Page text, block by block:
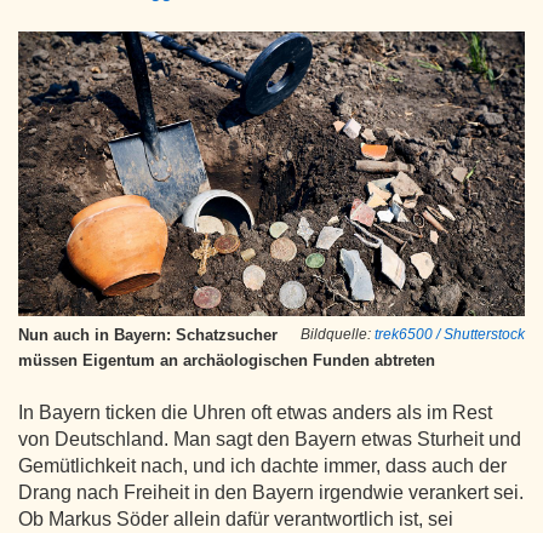
Bildquelle: trek6500 / Shutterstock
Nun auch in Bayern: Schatzsucher
müssen Eigentum an archäologischen Funden abtreten
In Bayern ticken die Uhren oft etwas anders als im Rest
von Deutschland. Man sagt den Bayern etwas Sturheit und
Gemütlichkeit nach, und ich dachte immer, dass auch der
Drang nach Freiheit in den Bayern irgendwie verankert sei.
Ob Markus Söder allein dafür verantwortlich ist, sei